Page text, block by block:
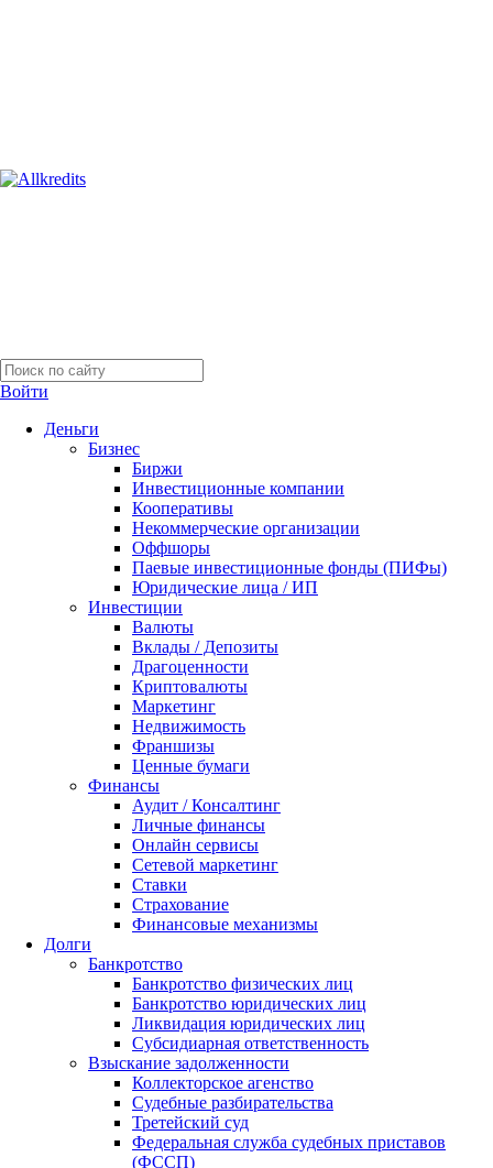
Войти
Деньги
Бизнес
Биржи
Инвестиционные компании
Кооперативы
Некоммерческие организации
Оффшоры
Паевые инвестиционные фонды (ПИФы)
Юридические лица / ИП
Инвестиции
Валюты
Вклады / Депозиты
Драгоценности
Криптовалюты
Маркетинг
Недвижимость
Франшизы
Ценные бумаги
Финансы
Аудит / Консалтинг
Личные финансы
Онлайн сервисы
Сетевой маркетинг
Ставки
Страхование
Финансовые механизмы
Долги
Банкротство
Банкротство физических лиц
Банкротство юридических лиц
Ликвидация юридических лиц
Субсидиарная ответственность
Взыскание задолженности
Коллекторское агенство
Судебные разбирательства
Третейский суд
Федеральная служба судебных приставов
(ФССП)